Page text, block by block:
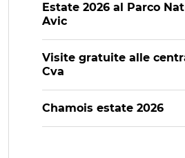
Estate 2026 al Parco
Avic
Visite gratuite alle
Cva
Chamois estate 2026